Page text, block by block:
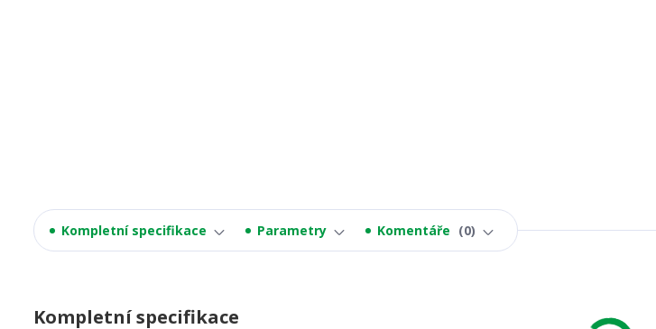
Kompletní specifikace Parametry Komentáře 0
Kompletní specifikace